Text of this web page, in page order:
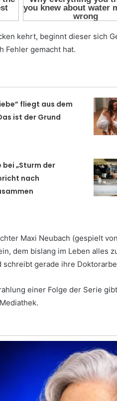
kehrt, beginnt dieser sich
Fehler gemacht hat.
fliegt aus dem
ist der Grund
„Sturm der
nach
Maxi Neubach (gespielt
dem bislang im Leben alles
gerade ihre
einer Folge der Serie